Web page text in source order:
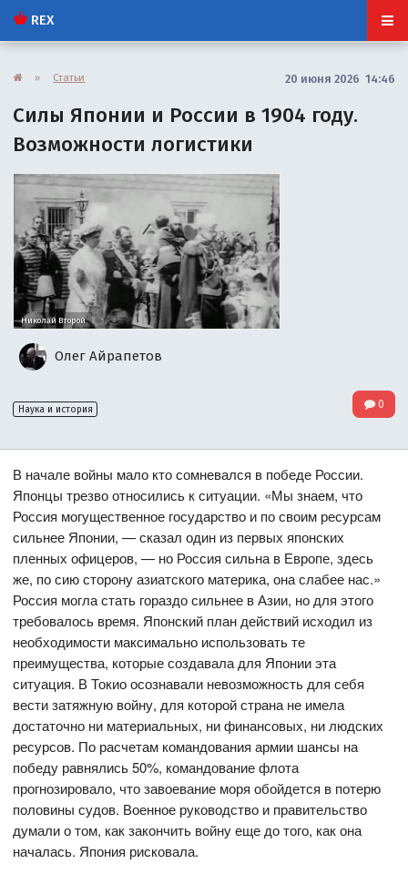
REX
» Статьи 20 июня 2026 14:46
Силы Японии и России в 1904 году.
Возможности логистики
Николай Второй
Олег Айрапетов
Наука и история 0
В начале войны мало кто сомневался в победе России.
Японцы трезво относились к ситуации. «Мы знаем, что
Россия могущественное государство и по своим ресурсам
сильнее Японии, — сказал один из первых японских
пленных офицеров, — но Россия сильна в Европе, здесь
же, по сию сторону азиатского материка, она слабее нас.»
Россия могла стать гораздо сильнее в Азии, но для этого
требовалось время. Японский план действий исходил из
необходимости максимально использовать те
преимущества, которые создавала для Японии эта
ситуация. В Токио осознавали невозможность для себя
вести затяжную войну, для которой страна не имела
достаточно ни материальных, ни финансовых, ни людских
ресурсов. По расчетам командования армии шансы на
победу равнялись 50%, командование флота
прогнозировало, что завоевание моря обойдется в потерю
половины судов. Военное руководство и правительство
думали о том, как закончить войну еще до того, как она
началась. Япония рисковала.